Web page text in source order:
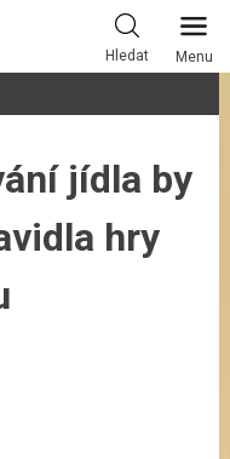
Hledat Menu
jídla by
hry